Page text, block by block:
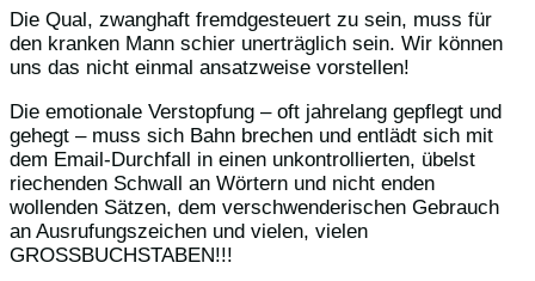
Die Qual, zwanghaft fremdgesteuert zu sein, muss für
den kranken Mann schier unerträglich sein. Wir können
uns das nicht einmal ansatzweise vorstellen!
Die emotionale Verstopfung – oft jahrelang gepflegt und
gehegt – muss sich Bahn brechen und entlädt sich mit
dem Email-Durchfall in einen unkontrollierten, übelst
riechenden Schwall an Wörtern und nicht enden
wollenden Sätzen, dem verschwenderischen Gebrauch
an Ausrufungszeichen und vielen, vielen
GROSSBUCHSTABEN!!!